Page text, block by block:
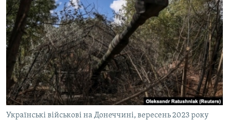
ВСЕ ЗА ДЕНЬ
СПЕЦПРОЕКТИ
ДЕПОРТАЦІЯ
ВІДЕОУРОКИ «ELIFBE»
СВІДЧЕННЯ ОКУПАЦІЇ
УКРАЇНСЬКА ПРОБЛЕМА КРИМУ
ІНФОГРАФІКА
ЯК ОБІЙТИ БЛОКУВАННЯ
Русский
Qırımtatar
ДОЛУЧАЙСЯ!
Українські військові на Донеччині, вересень 2023 року